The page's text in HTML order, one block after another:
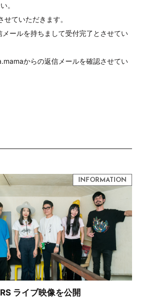
。
せていただきます。
メールを持ちまして受付完了とさせてい
からの返信メールを確認させてい
ライブ映像を公開